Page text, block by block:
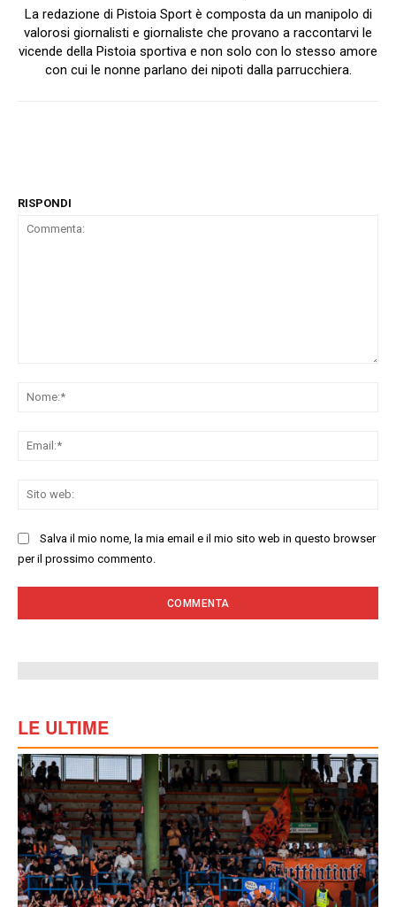
La redazione di Pistoia Sport è composta da un manipolo di
valorosi giornalisti e giornaliste che provano a raccontarvi le
vicende della Pistoia sportiva e non solo con lo stesso amore
con cui le nonne parlano dei nipoti dalla parrucchiera.
RISPONDI
Salva il mio nome, la mia email e il mio sito web in questo browser
per il prossimo commento.
LE ULTIME